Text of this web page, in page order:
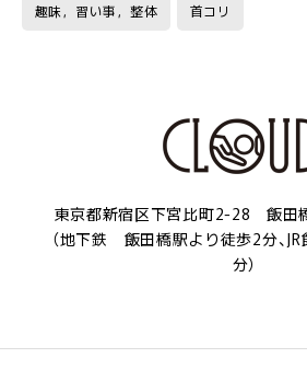
趣味，習い事，整体 首コリ
東京都新宿区下宮比町2-28 飯田
（地下鉄 飯田橋駅より徒歩2分、
分）